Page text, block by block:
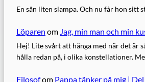
En sån liten slampa. Och nu får hon sitt
Löparen om Jag, min man och min
Hej! Lite svårt att hänga med när det är
hålla redan på, i olika konstellationer.
Filosofom Pappa tänker på mig | Del